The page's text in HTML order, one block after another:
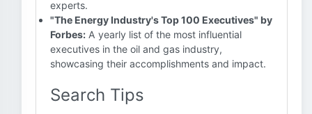
experts.
"The Energy Industry's Top 100 Executives" by
Forbes: A yearly list of the most influential
executives in the oil and gas industry,
showcasing their accomplishments and impact.
Search Tips